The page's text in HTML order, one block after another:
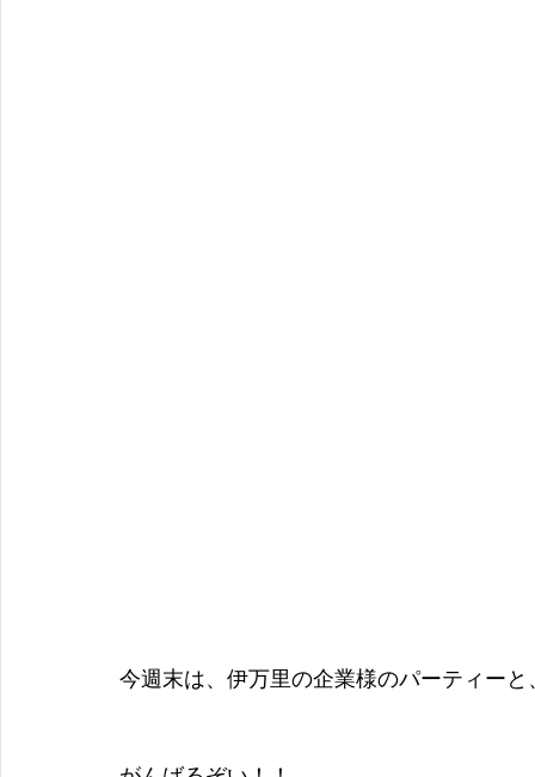
今週末は、伊万里の企業様のパーティー